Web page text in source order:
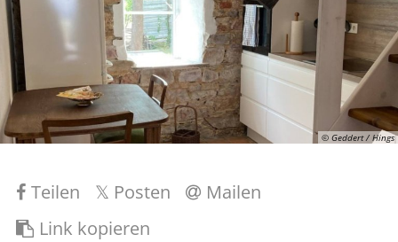
© Geddert / Hings
Teilen Posten
Mailen
Link kopieren